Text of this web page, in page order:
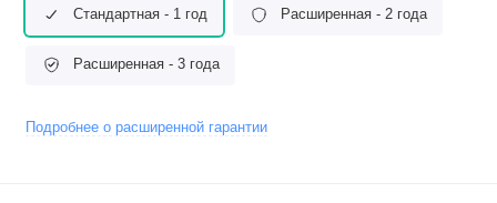
Стандартная - 1 год Расширенная - 2 года
Расширенная - 3 года
Подробнее о расширенной гарантии